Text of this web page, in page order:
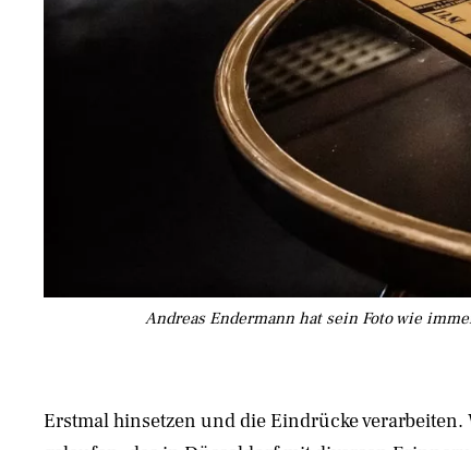
Andreas Endermann hat sein Foto wie
Erstmal hinsetzen und die Eindrücke